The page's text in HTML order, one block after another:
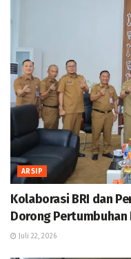
ARSIP
Kolaborasi BRI dan
Dorong Pertumbuhan
Juli 22, 2026